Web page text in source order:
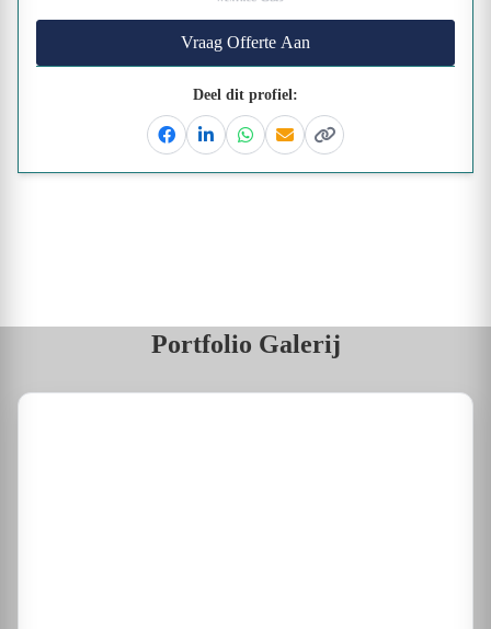
Vraag Offerte Aan
Deel dit profiel:
FacebookLinkedinWhatsapp
EmailKopieer link
Portfolio Galerij